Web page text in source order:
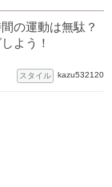
の運動は無駄？
よう！
スタイル kazu532120